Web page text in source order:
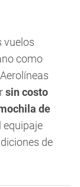
vuelos
como
sin costo
de
equipaje
de